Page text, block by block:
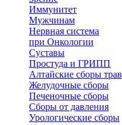
Иммунитет
Мужчинам
Нервная система
при Онкологии
Суставы
Простуда и ГРИПП
Алтайские сборы трав
Желудочные сборы
Печеночные сборы
Сборы от давления
Урологические сборы